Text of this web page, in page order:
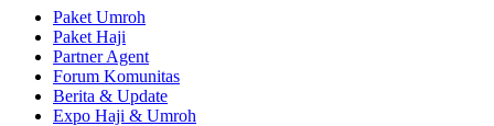
Paket Umroh
Paket Haji
Partner Agent
Forum Komunitas
Berita & Update
Expo Haji & Umroh